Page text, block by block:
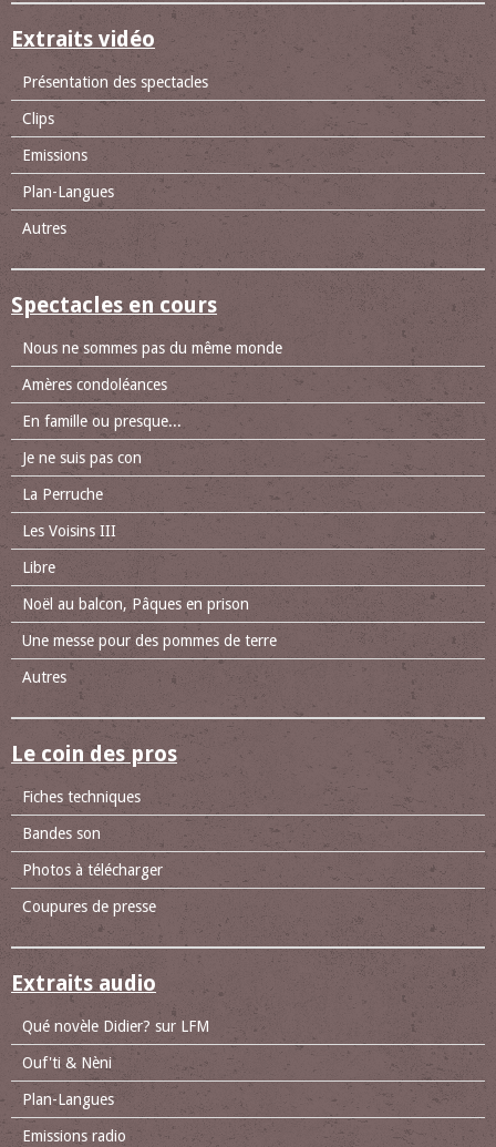
Extraits vidéo
Présentation des spectacles
Clips
Emissions
Plan-Langues
Autres
Spectacles en cours
Nous ne sommes pas du même monde
Amères condoléances
En famille ou presque...
Je ne suis pas con
La Perruche
Les Voisins III
Libre
Noël au balcon, Pâques en prison
Une messe pour des pommes de terre
Autres
Le coin des pros
Fiches techniques
Bandes son
Photos à télécharger
Coupures de presse
Extraits audio
Qué novèle Didier? sur LFM
Ouf'ti & Nèni
Plan-Langues
Emissions radio